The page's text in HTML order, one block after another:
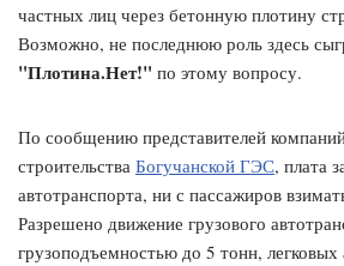
частных лиц через бетонную плотину
Возможно, не последнюю роль здесь
"Плотина.Нет!" по этому вопросу.
По сообщению представителей
строительства Богучанской ГЭС, плата
автотранспорта, ни с пассажиров
Разрешено движение грузового
грузоподъемностью до 5 тонн, легковых